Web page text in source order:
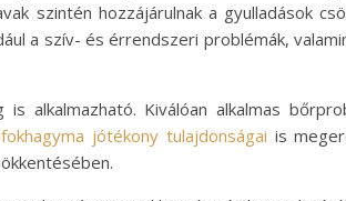
szintén hozzájárulnak a gyulladások
a szív- és érrendszeri problémák,
alkalmazható. Kiválóan alkalmas
fokhagyma jótékony tulajdonságai is